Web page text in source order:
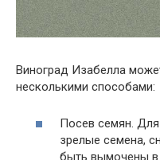
Виноград Изабелла
несколькими способами:
Посев семян.
зрелые семена,
быть вымочены в